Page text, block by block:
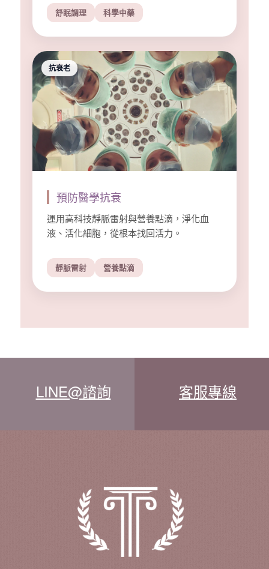
舒眠調理 科學中藥
抗衰老
預防醫學抗衰
運用高科技靜脈雷射與營養點滴，淨化血
液、活化細胞，從根本找回活力。
靜脈雷射 營養點滴
LINE@諮詢 客服專線